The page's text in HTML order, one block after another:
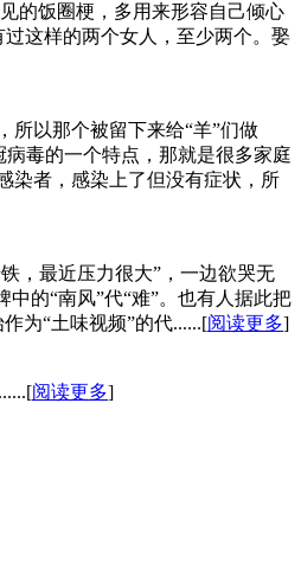
的饭圈梗，多用来形容自己倾心
这样的两个女人，至少两个。娶
所以那个被留下来给“羊”们做
毒的一个特点，那就是很多家庭
染者，感染上了但没有症状，所
，最近压力很大”，一边欲哭无
的“南风”代“难”。也有人据此把
为“土味视频”的代......[阅读更多]
阅读更多]